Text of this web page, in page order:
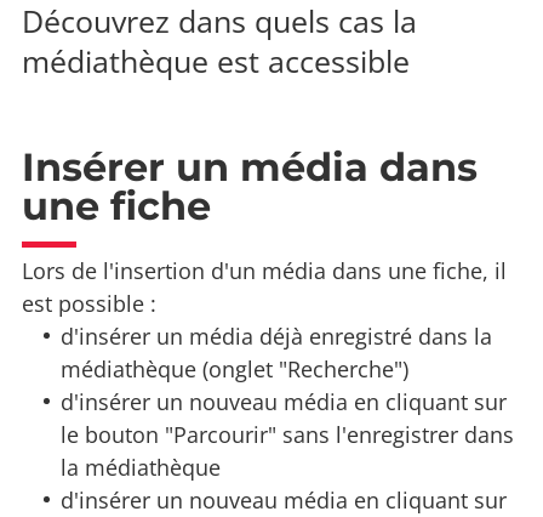
Découvrez dans quels cas la
médiathèque est accessible
Insérer un média dans
une fiche
Lors de l'insertion d'un média dans une fiche, il
est possible :
d'insérer un média déjà enregistré dans la
médiathèque (onglet "Recherche")
d'insérer un nouveau média en cliquant sur
le bouton "Parcourir" sans l'enregistrer dans
la médiathèque
d'insérer un nouveau média en cliquant sur